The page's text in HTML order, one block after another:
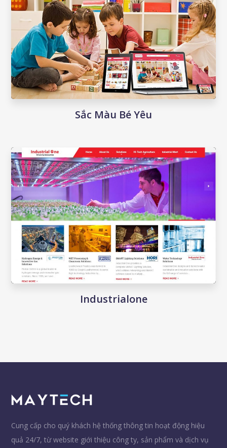
Sắc Màu Bé Yêu
Industrialone
Cung cấp cho quý khách hệ thống thông tin hoạt động hiệu
quả 24/7, từ website giới thiệu công ty, sản phẩm và dịch vụ